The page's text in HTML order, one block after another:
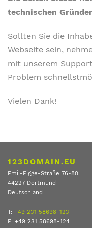
technischen
Sollten Sie die
Webseite sein,
mit unserem
Problem
Vielen Dank!
123DOMAIN.EU
Emil-Figge-Straße 76-80
44227 Dortmund
Deutschland
T: +49 231 58698-123
F: +49 231 58698-124